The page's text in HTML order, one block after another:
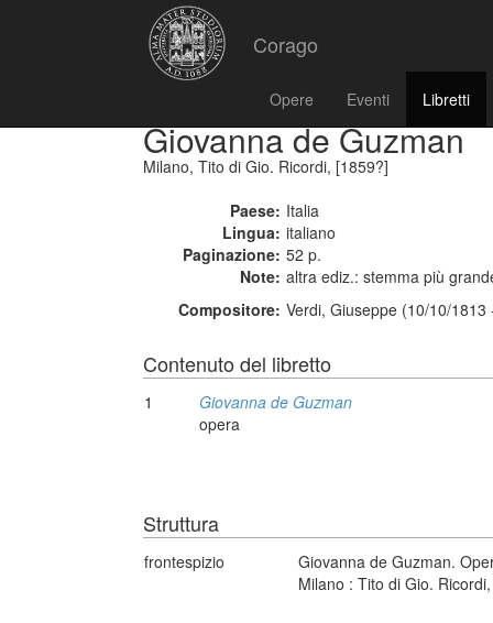
Corago
Opere Eventi Libretti
Giovanna de Guzman
Milano, Tito di Gio. Ricordi, [1859?]
Paese: Italia
Lingua: italiano
Paginazione: 52 p.
Note: altra ediz.: stemma più
Compositore: Verdi, Giuseppe (10/10/
Contenuto del libretto
1
Giovanna de Guzman
opera
Struttura
frontespizio
Giovanna de Guzman.
Milano : Tito di Gio.